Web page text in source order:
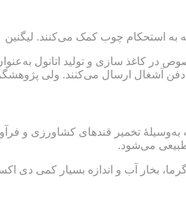
به استحکام چوب کمک می‌کنند.
در کاغذ سازی و تولید اتانول
آشغال ارسال می‌کنند. ولی
به‌وسیلهٔ تخمیر قندهای کشاورزی و
طبیعی می‌شود.
گرما، بخار آب و اندازه بسیار کمی